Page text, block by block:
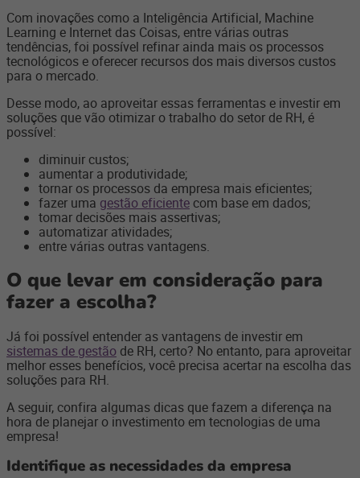
Com inovações como a Inteligência Artificial, Machine
Learning e Internet das Coisas, entre várias outras
tendências, foi possível refinar ainda mais os processos
tecnológicos e oferecer recursos dos mais diversos custos
para o mercado.
Desse modo, ao aproveitar essas ferramentas e investir em
soluções que vão otimizar o trabalho do setor de RH, é
possível:
diminuir custos;
aumentar a produtividade;
tornar os processos da empresa mais eficientes;
fazer uma gestão eficiente com base em dados;
tomar decisões mais assertivas;
automatizar atividades;
entre várias outras vantagens.
O que levar em consideração para
fazer a escolha?
Já foi possível entender as vantagens de investir em
sistemas de gestão de RH, certo? No entanto, para aproveitar
melhor esses benefícios, você precisa acertar na escolha das
soluções para RH.
A seguir, confira algumas dicas que fazem a diferença na
hora de planejar o investimento em tecnologias de uma
empresa!
Identifique as necessidades da empresa